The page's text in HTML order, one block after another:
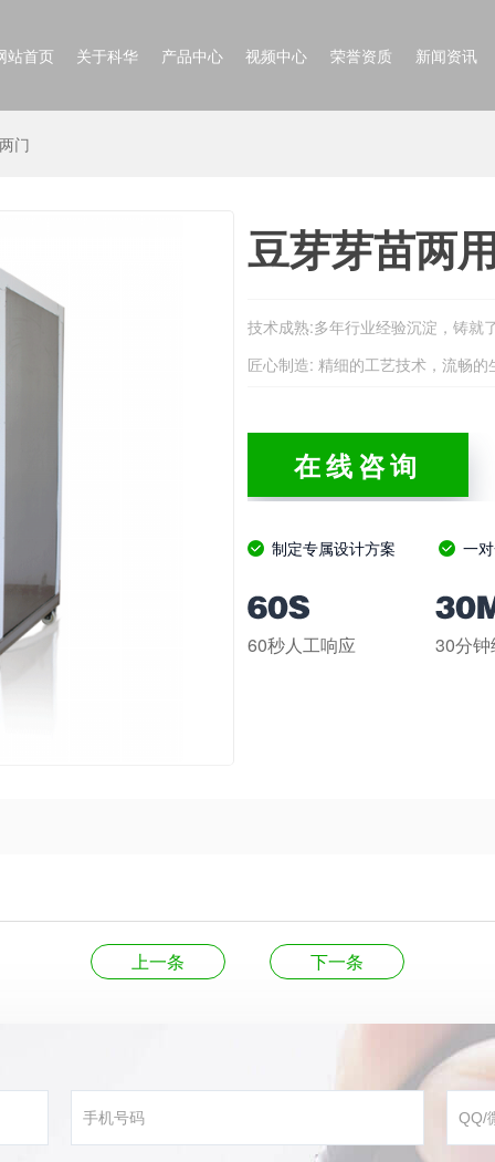
站首页 关于科华 产品中心 视频中心 荣誉资质 新闻资讯
门
豆芽芽苗两
技术成熟:多年行业经验沉淀，铸就
匠心制造: 精细的工艺技术，流畅
在线咨询
制定专属设计方案 一
60秒人工响应 30分
上一条 下一条